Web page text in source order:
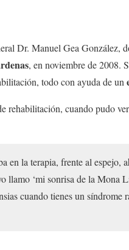
Dr. Manuel Gea González,
, en noviembre de 2008.
todo con ayuda de un
rehabilitación, cuando pudo
en la terapia, frente al espejo,
llamo ‘mi sonrisa de la Mona
cuando tienes un síndrome